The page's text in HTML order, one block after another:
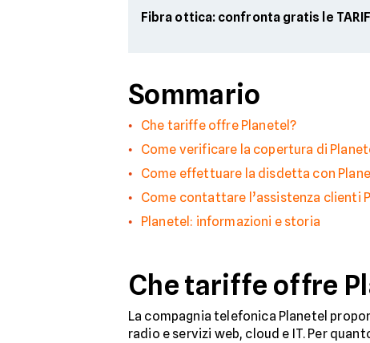
Fibra ottica: confronta gratis le
Sommario
Che tariffe offre Planetel?
Come verificare la copertura di
Come effettuare la disdetta con
Come contattare l’assistenza clienti
Planetel: informazioni e storia
Che tariffe offre
La compagnia telefonica Planetel
radio e servizi web, cloud e IT. Per